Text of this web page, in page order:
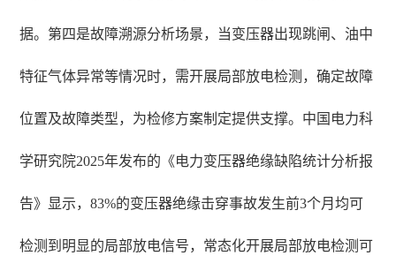
据。第四是故障溯源分析场景，当变压器出现跳闸、油中
特征气体异常等情况时，需开展局部放电检测，确定故障
位置及故障类型，为检修方案制定提供支撑。中国电力科
学研究院2025年发布的《电力变压器绝缘缺陷统计分析报
告》显示，83%的变压器绝缘击穿事故发生前3个月均可
检测到明显的局部放电信号，常态化开展局部放电检测可